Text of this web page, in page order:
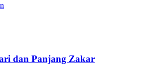
dan Panjang Zakar